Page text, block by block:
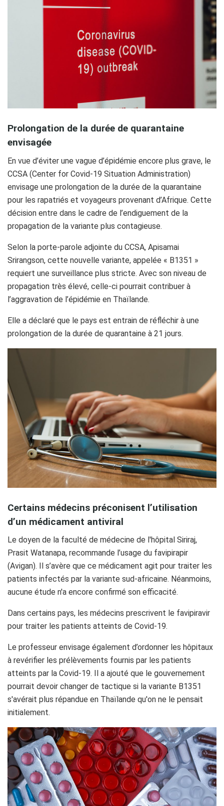
Prolongation de la durée de quarantaine
envisagée
En vue d’éviter une vague d’épidémie encore plus grave, le
CCSA (Center for Covid-19 Situation Administration)
envisage une prolongation de la durée de la quarantaine
pour les rapatriés et voyageurs provenant d’Afrique. Cette
décision entre dans le cadre de l’endiguement de la
propagation de la variante plus contagieuse.
Selon la porte-parole adjointe du CCSA, Apisamai
Srirangson, cette nouvelle variante, appelée « B1351 »
requiert une surveillance plus stricte. Avec son niveau de
propagation très élevé, celle-ci pourrait contribuer à
l’aggravation de l’épidémie en Thaïlande.
Elle a déclaré que le pays est entrain de réfléchir à une
prolongation de la durée de quarantaine à 21 jours.
Certains médecins préconisent l’utilisation
d’un médicament antiviral
Le doyen de la faculté de médecine de l'hôpital Siriraj,
Prasit Watanapa, recommande l’usage du favipirapir
(Avigan). Il s’avère que ce médicament agit pour traiter les
patients infectés par la variante sud-africaine. Néanmoins,
aucune étude n'a encore confirmé son efficacité.
Dans certains pays, les médecins prescrivent le favipiravir
pour traiter les patients atteints de Covid-19.
Le professeur envisage également d’ordonner les hôpitaux
à revérifier les prélèvements fournis par les patients
atteints par la Covid-19. Il a ajouté que le gouvernement
pourrait devoir changer de tactique si la variante B1351
s'avérait plus répandue en Thaïlande qu'on ne le pensait
initialement.